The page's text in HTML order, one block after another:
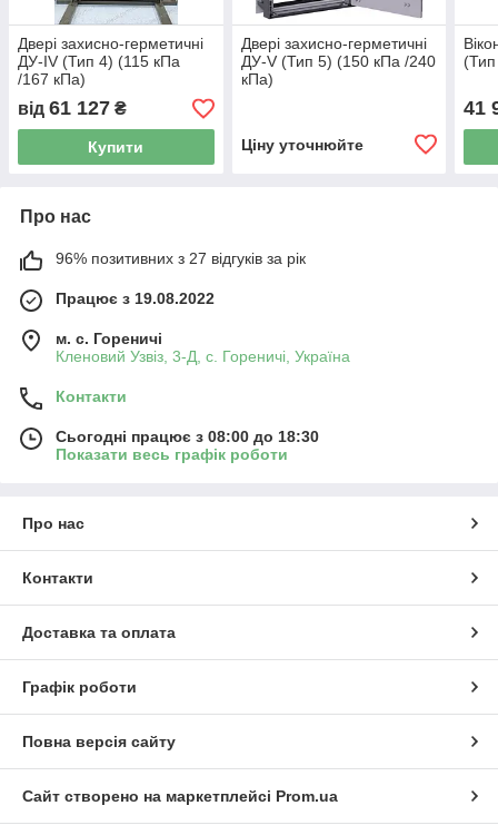
Двері захисно-герметичні
ДУ-ІV (Тип 4) (115 кПа
/167 кПа)
від 61 127 ₴
Купити
Двері захисно-герметичні
ДУ-V (Тип 5) (150 кПа /240
кПа)
Ціну уточнюйте
41
Про нас
96% позитивних з 27 відгуків за рік
Працює з 19.08.2022
м. с. Гореничі
Кленовий Узвіз, 3-Д, с. Гореничі, Україна
Контакти
Сьогодні працює з 08:00 до 18:30
Показати весь графік роботи
Про нас
Контакти
Доставка та оплата
Графік роботи
Повна версія сайту
Сайт створено на маркетплейсі Prom.ua